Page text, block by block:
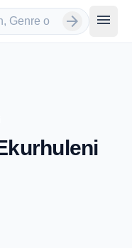
arrow_forward menu